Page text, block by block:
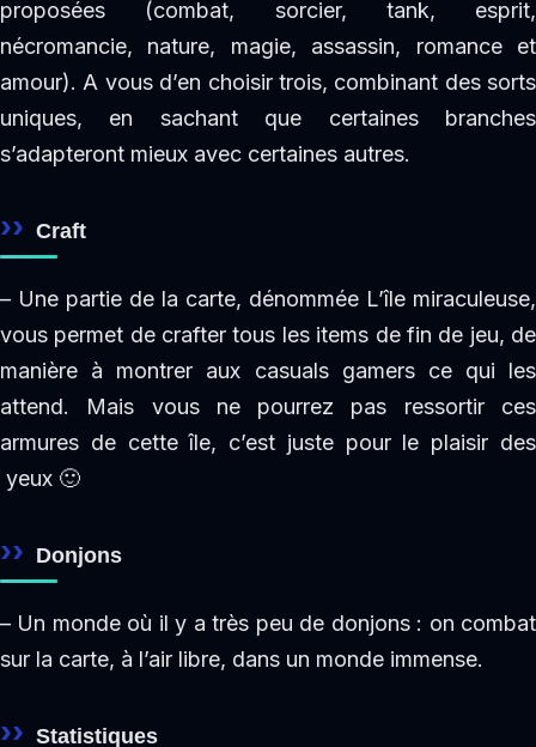
proposées (combat, sorcier, tank, esprit,
nécromancie, nature, magie, assassin, romance et
amour). A vous d’en choisir trois, combinant des sorts
uniques, en sachant que certaines branches
s’adapteront mieux avec certaines autres.
Craft
– Une partie de la carte, dénommée L’île miraculeuse,
vous permet de crafter tous les items de fin de jeu, de
manière à montrer aux casuals gamers ce qui les
attend. Mais vous ne pourrez pas ressortir ces
armures de cette île, c’est juste pour le plaisir des
yeux 🙂
Donjons
– Un monde où il y a très peu de donjons : on combat
sur la carte, à l’air libre, dans un monde immense.
Statistiques